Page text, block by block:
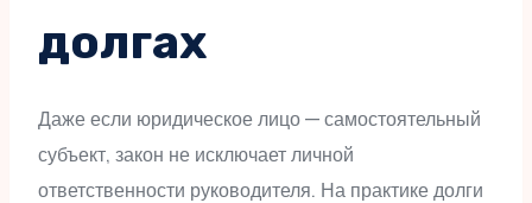
долгах
Даже если юридическое лицо — самостоятельный
субъект, закон не исключает личной
ответственности руководителя. На практике долги